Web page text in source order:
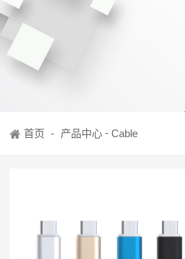
首页 - 产品中心- Cable